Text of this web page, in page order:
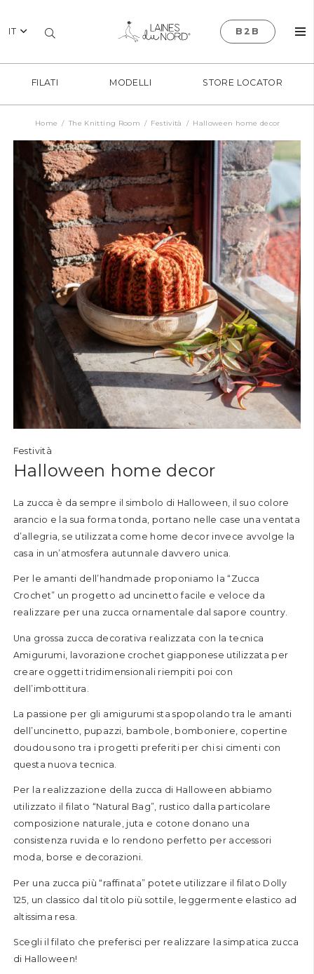
IT B2B
FILATI MODELLI STORE LOCATOR
Home / The Knitting Room / Festività / Halloween home decor
Festività
Halloween home decor
La zucca è da sempre il simbolo di Halloween, il suo colore
arancio e la sua forma tonda, portano nelle case una ventata
d’allegria, se utilizzata come home decor invece avvolge la
casa in un’atmosfera autunnale davvero unica.
Per le amanti dell’handmade proponiamo la “ Zucca
Crochet” un progetto ad uncinetto facile e veloce da
realizzare per una zucca ornamentale dal sapore country.
Una grossa zucca decorativa realizzata con la tecnica
Amigurumi, lavorazione crochet giapponese utilizzata per
creare oggetti tridimensionali riempiti poi con
dell’imbottitura.
La passione per gli amigurumi sta spopolando tra le amanti
dell’uncinetto, pupazzi, bambole, bomboniere, copertine
doudou sono tra i progetti preferiti per chi si cimenti con
questa nuova tecnica.
Per la realizzazione della zucca di Halloween abbiamo
utilizzato il filato “Natural Bag”, rustico dalla particolare
composizione naturale, juta e cotone donano una
consistenza ruvida e lo rendono perfetto per accessori
moda, borse e decorazioni.
Per una zucca più “raffinata” potete utilizzare il filato Dolly
125 , un classico dal titolo più sottile, leggermente elastico ad
altissima resa.
Scegli il filato che preferisci per realizzare la simpatica zucca
di Halloween!